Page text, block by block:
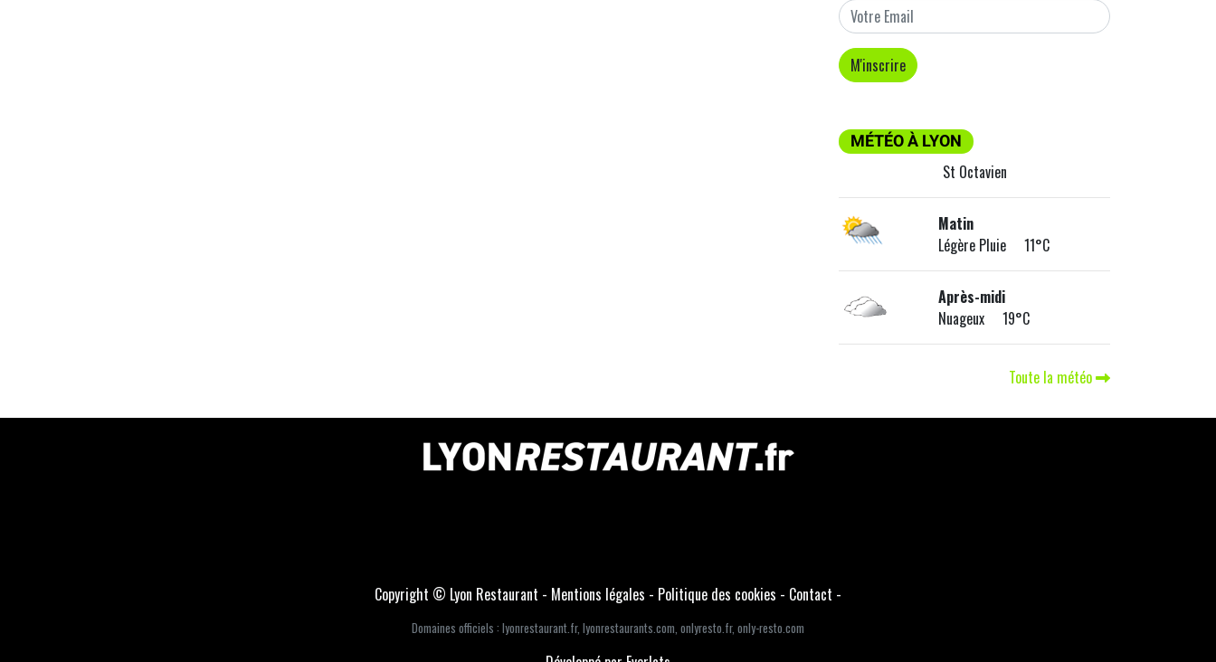
MÉTÉO À LYON
St Octavien
Matin
Légère Pluie 11°C
Après-midi
Nuageux 19°C
Toute la météo
Copyright © Lyon Restaurant - Mentions légales - Politique des cookies - Contact -
Domaines officiels : lyonrestaurant.fr, lyonrestaurants.com, onlyresto.fr, only-resto.com